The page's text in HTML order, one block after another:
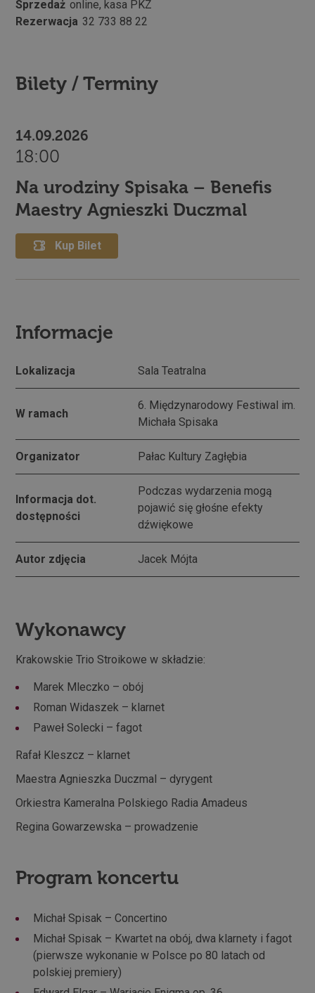
Sprzedaż online, kasa PKZ
Rezerwacja 32 733 88 22
Bilety / Terminy
14.09.2026
18:00
Na urodziny Spisaka – Benefis
Maestry Agnieszki Duczmal
Kup Bilet
Informacje
Lokalizacja Sala Teatralna
W ramach
6. Międzynarodowy Festiwal im.
Michała Spisaka
Organizator Pałac Kultury Zagłębia
Informacja dot.
dostępności
Podczas wydarzenia mogą
pojawić się głośne efekty
dźwiękowe
Autor zdjęcia Jacek Mójta
Wykonawcy
Krakowskie Trio Stroikowe w składzie:
Marek Mleczko – obój
Roman Widaszek – klarnet
Paweł Solecki – fagot
Rafał Kleszcz – klarnet
Maestra Agnieszka Duczmal – dyrygent
Orkiestra Kameralna Polskiego Radia Amadeus
Regina Gowarzewska – prowadzenie
Program koncertu
Michał Spisak – Concertino
Michał Spisak – Kwartet na obój, dwa klarnety i fagot
(pierwsze wykonanie w Polsce po 80 latach od
polskiej premiery)